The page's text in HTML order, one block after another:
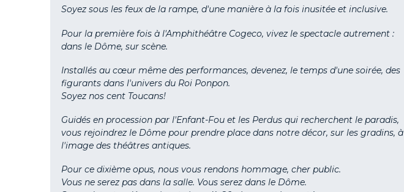
Soyez sous les feux de la rampe, d'une manière à la fois inusitée et inclusive.
Pour la première fois à l'Amphithéâtre Cogeco, vivez le spectacle autrement :
dans le Dôme, sur scène.
Installés au cœur même des performances, devenez, le temps d'une soirée, des
figurants dans l'univers du Roi Ponpon.
Soyez nos cent Toucans!
Guidés en procession par l'Enfant-Fou et les Perdus qui recherchent le paradis,
vous rejoindrez le Dôme pour prendre place dans notre décor, sur les gradins, à
l'image des théâtres antiques.
Pour ce dixième opus, nous vous rendons hommage, cher public.
Vous ne serez pas dans la salle. Vous serez dans le Dôme.